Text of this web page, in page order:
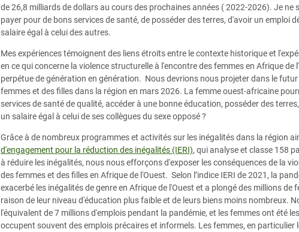
de 26,8 milliards de dollars au cours des prochaines années ( 2022-2026). Je ne
payer pour de bons services de santé, de posséder des terres, d'avoir un emploi
salaire égal à celui des autres.
Mes expériences témoignent des liens étroits entre le contexte historique et
en ce qui concerne la violence structurelle à l'encontre des femmes en Afrique de
perpétue de génération en génération. Nous devrions nous projeter dans le
femmes et des filles dans la région en mars 2026. La femme ouest-africaine
services de santé de qualité, accéder à une bonne éducation, posséder des
un salaire égal à celui de ses collègues du sexe opposé ?
Grâce à de nombreux programmes et activités sur les inégalités dans la région
d'engagement pour la réduction des inégalités (IERI), qui analyse et classe 158
à réduire les inégalités, nous nous efforçons d'exposer les conséquences de la
des femmes et des filles en Afrique de l'Ouest. Selon l’indice IERI de 2021, la
exacerbé les inégalités de genre en Afrique de l'Ouest et a plongé des millions de
raison de leur niveau d'éducation plus faible et de leurs biens moins nombreux.
l'équivalent de 7 millions d'emplois pendant la pandémie, et les femmes ont été
occupent souvent des emplois précaires et informels. Les femmes, en particulier